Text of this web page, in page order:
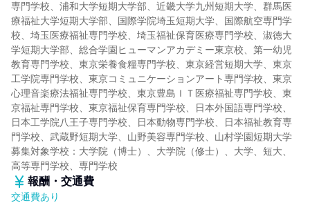
専門学校、浦和大学短期大学部、近畿大学九州短期大学、群馬医
療福祉大学短期大学部、国際学院埼玉短期大学、国際航空専門学
校、埼玉医療福祉専門学校、埼玉福祉保育医療専門学校、淑徳大
学短期大学部、総合学園ヒューマンアカデミー東京校、第一幼児
教育専門学校、東京栄養食糧専門学校、東京経営短期大学、東京
工学院専門学校、東京コミュニケーションアート専門学校、東京
心理音楽療法福祉専門学校、東京豊島ＩＴ医療福祉専門学校、東
京福祉専門学校、東京福祉保育専門学校、日本外国語専門学校、
日本工学院八王子専門学校、日本動物専門学校、日本福祉教育専
門学校、武蔵野短期大学、山野美容専門学校、山村学園短期大学
募集対象学校：大学院（博士）、大学院（修士）、大学、短大、
高等専門学校、専門学校
報酬・交通費
交通費あり